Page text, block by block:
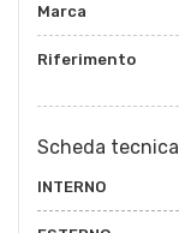
Marca
Riferimento
Scheda tecnica
INTERNO